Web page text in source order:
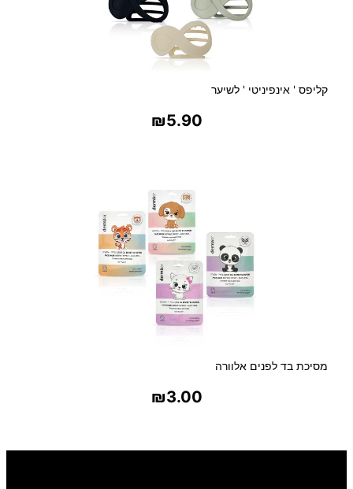
קליפס ' אינפיניטי ' לשיער
₪5.90
מסיכת בד לפנים אלוורה
₪3.00